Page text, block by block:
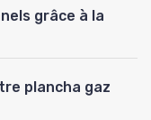
grâce à la
plancha gaz